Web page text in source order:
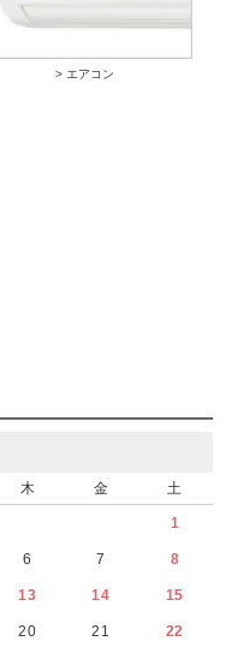
> エアコン
木 金 土
1
6 7 8
13 14 15
20 21 22